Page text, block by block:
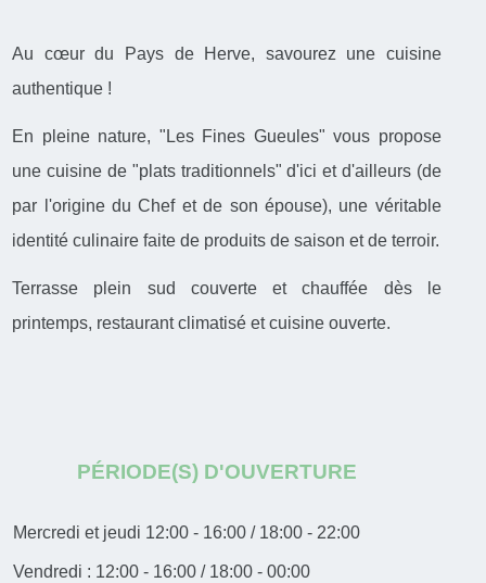
Au cœur du Pays de Herve, savourez une cuisine
authentique !
En pleine nature, "Les Fines Gueules" vous propose
une cuisine de "plats traditionnels" d'ici et d'ailleurs (de
par l'origine du Chef et de son épouse), une véritable
identité culinaire faite de produits de saison et de terroir.
Terrasse plein sud couverte et chauffée dès le
printemps, restaurant climatisé et cuisine ouverte.
PÉRIODE(S) D'OUVERTURE
Mercredi et jeudi 12:00 - 16:00 / 18:00 - 22:00
Vendredi : 12:00 - 16:00 / 18:00 - 00:00